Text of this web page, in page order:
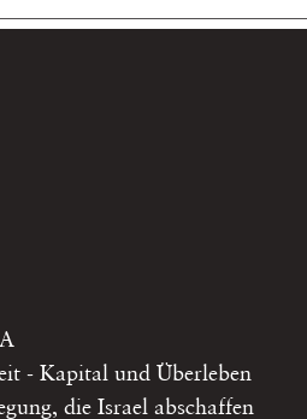
- Kapital und Überleben
die Israel abschaffen